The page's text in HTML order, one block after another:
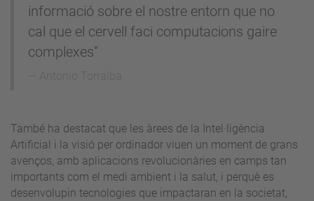
informació sobre el nostre entorn que no
cal que el cervell faci computacions gaire
complexes”
També ha destacat que les àrees de la Intel·ligència
Artificial i la visió per ordinador viuen un moment de grans
avenços, amb aplicacions revolucionàries en camps tan
importants com el medi ambient i la salut, i perquè es
desenvolupin tecnologies que impactaran en la societat,